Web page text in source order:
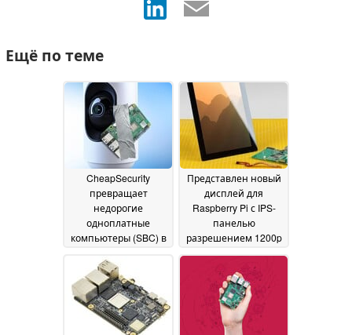
Ещё по теме
CheapSecurity
превращает
недорогие
одноплатные
компьютеры (SBC) в
безопасности, не
требующую
использования
облачных
технологий29 July 2026
Представлен новый
дисплей для
Raspberry Pi с IPS-
панелью
разрешением 1200p
и 10-точечным
мультитач 22 July 2026